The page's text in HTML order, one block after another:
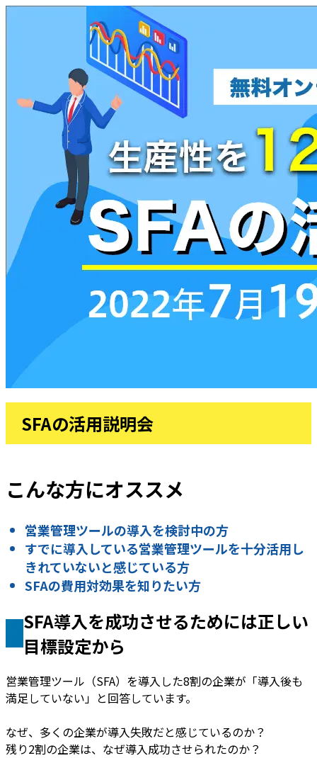
SFAの活用説明会
こんな方にオススメ
営業管理ツールの導入を検討中の方
すでに導入している営業管理ツールを十分活用し
きれていないと感じている方
SFAの費用対効果を知りたい方
SFA導入を成功させるためには正しい
目標設定から
営業管理ツール（SFA）を導入した8割の企業が「導入後も
満足していない」と回答しています。
なぜ、多くの企業が導入失敗だと感じているのか？
残り2割の企業は、なぜ導入成功させられたのか？